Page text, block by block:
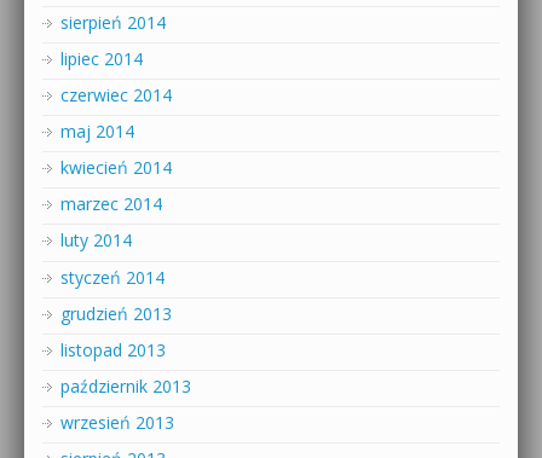
sierpień 2014
lipiec 2014
czerwiec 2014
maj 2014
kwiecień 2014
marzec 2014
luty 2014
styczeń 2014
grudzień 2013
listopad 2013
październik 2013
wrzesień 2013